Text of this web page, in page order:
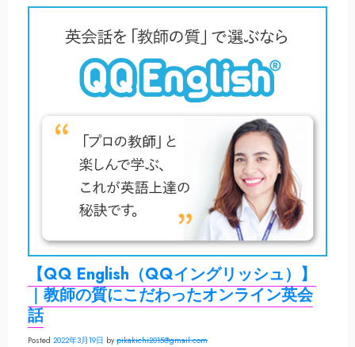
【QQ English（QQイングリッシュ）】
｜教師の質にこだわったオンライン英会
話
Posted 2022年3月19日 bypikakichi2015@gmail.com